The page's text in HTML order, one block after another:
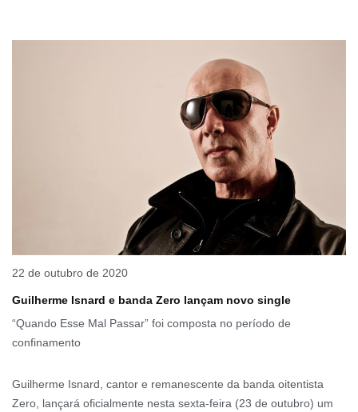
22 de outubro de 2020
Guilherme Isnard e banda Zero lançam novo single
“Quando Esse Mal Passar” foi composta no período de
confinamento
Guilherme Isnard, cantor e remanescente da banda oitentista
Zero, lançará oficialmente nesta sexta-feira (23 de outubro) um